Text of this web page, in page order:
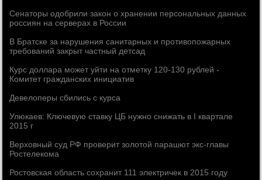
Сенаторы одобрили закон о хранении персональных данных
россиян на серверах в России
В Братске за нарушения санитарных и противопожарных
требований закрыт частный детсад
Курс доллара может уйти на отметку 120-130 рублей -
Комитет гражданских инициатив
Девелоперы сбились с курса
Улюкаев: Ключевую ставку ЦБ нужно снижать в I квартале
2015 г
Верховный суд РФ проверит золотой парашют экс-главы
Ростелекома
Ростовская область сохранит 111 электричек в 2015 году